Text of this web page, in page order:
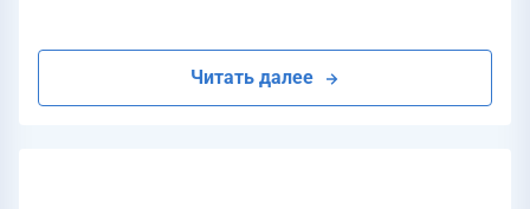
Читать далее